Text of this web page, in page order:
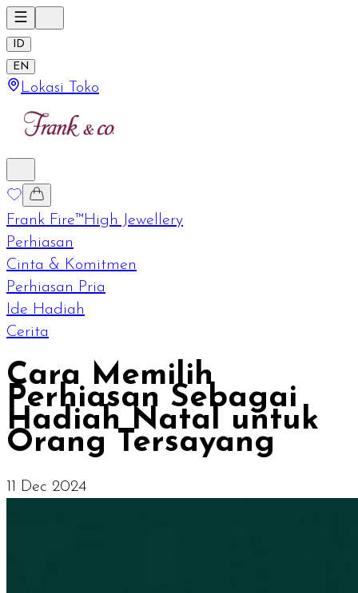
ID
EN
Lokasi Toko
Frank Fire™High Jewellery
Perhiasan
Cinta & Komitmen
Perhiasan Pria
Ide Hadiah
Cerita
Cara Memilih
Perhiasan Sebagai
Hadiah Natal untuk
Orang Tersayang
11 Dec 2024